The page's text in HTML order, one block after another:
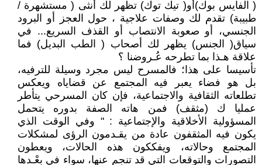
( الفايس بوك)أو( تيك توك) تظهر لك أنثى ( مستشهرة /
طبيبة) تقدم لك وصفات علاجية ، حول العجز أو البرود
الجنسي، أو صعوبة الانتصاب أو القذف السريع... في
سياق( الجنس) يظهر لك أصحاب ( الطب البديل) فما
علاقة هـذا بما تطرحه عُـروضنا ؟
تأسيسا على هذا؛ فالمسرح ليس مجرد وسيلة للترفيه،
بل هو فضاء يعبر فيه المجتمع عن قضاياه ويعكس
تطلعاته الثقافية والاجتماعية، فإن كان المسرحي يتأطر
عمليا ك (مثقف) فمن هاته الصفة بدوره يتحمل
المسؤولية الأخلاقية والإجتماعية : " وفي الوقت الذي
يكون فيه المثقفون عادة من يقـدمون الرؤى لمشكلات
المجتمع وحالاته، ويفككون هذه الحالات، ويعطون
التصورات والتوقعات التي قد تنجم عنها، سواء في بعْـدها